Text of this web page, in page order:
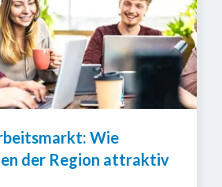
Wie
der Region attraktiv